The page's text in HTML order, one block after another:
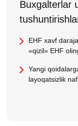
Buхgalterlar
EHF хavf
«qizil» EHF
Yangi
layoqatsizlik